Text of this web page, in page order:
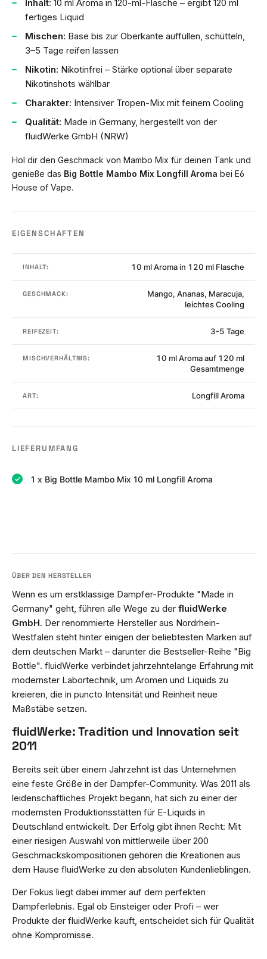
Inhalt: 10 ml Aroma in 120-ml-Flasche – ergibt 120 ml
fertiges Liquid
Mischen: Base bis zur Oberkante auffüllen, schütteln,
3–5 Tage reifen lassen
Nikotin: Nikotinfrei – Stärke optional über separate
Nikotinshots wählbar
Charakter: Intensiver Tropen-Mix mit feinem Cooling
Qualität: Made in Germany, hergestellt von der
fluidWerke GmbH (NRW)
Hol dir den Geschmack von Mambo Mix für deinen Tank und
genieße das Big Bottle Mambo Mix Longfill Aroma bei E6
House of Vape.
EIGENSCHAFTEN
INHALT: 10 ml Aroma in 120 ml Flasche
GESCHMACK:
Mango, Ananas, Maracuja,
leichtes Cooling
REIFEZEIT: 3-5 Tage
MISCHVERHÄLTNIS:
10 ml Aroma auf 120 ml
Gesamtmenge
ART: Longfill Aroma
LIEFERUMFANG
1 x Big Bottle Mambo Mix 10 ml Longfill Aroma
Wenn es um erstklassige Dampfer-Produkte "Made in
Germany" geht, führen alle Wege zu der fluidWerke
GmbH. Der renommierte Hersteller aus Nordrhein-
Westfalen steht hinter einigen der beliebtesten Marken auf
dem deutschen Markt – darunter die Bestseller-Reihe "Big
Bottle". fluidWerke verbindet jahrzehntelange Erfahrung mit
modernster Labortechnik, um Aromen und Liquids zu
kreieren, die in puncto Intensität und Reinheit neue
Maßstäbe setzen.
fluidWerke: Tradition und Innovation seit
2011
Bereits seit über einem Jahrzehnt ist das Unternehmen
eine feste Größe in der Dampfer-Community. Was 2011 als
leidenschaftliches Projekt begann, hat sich zu einer der
modernsten Produktionsstätten für E-Liquids in
Deutschland entwickelt. Der Erfolg gibt ihnen Recht: Mit
einer riesigen Auswahl von mittlerweile über 200
Geschmackskompositionen gehören die Kreationen aus
dem Hause fluidWerke zu den absoluten Kundenlieblingen.
Der Fokus liegt dabei immer auf dem perfekten
Dampferlebnis. Egal ob Einsteiger oder Profi – wer
Produkte der fluidWerke kauft, entscheidet sich für Qualität
ohne Kompromisse.